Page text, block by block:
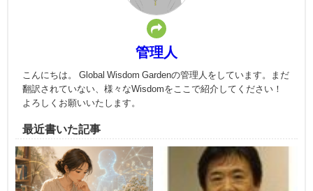
管理人
こんにちは。 Global Wisdom Gardenの管理人をしています。まだ
翻訳されていない、様々なWisdomをここで紹介してください！
よろしくお願いいたします。
最近書いた記事